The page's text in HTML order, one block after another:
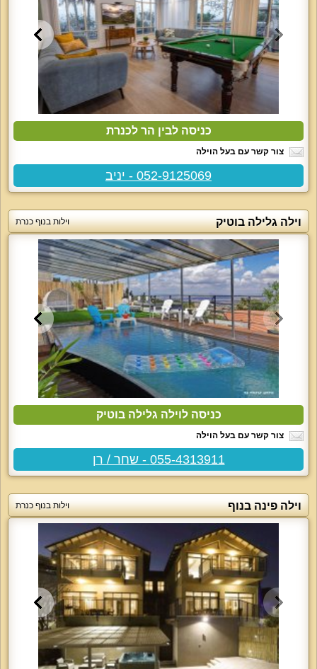
כניסה לבין הר לכנרת
צור קשר עם בעל הוילה
052-9125069 - יניב
וילה גלילה בוטיק וילות בנוף כנרת
כניסה לוילה גלילה בוטיק
צור קשר עם בעל הוילה
055-4313911 - שחר / רן
וילה פינה בנוף וילות בנוף כנרת